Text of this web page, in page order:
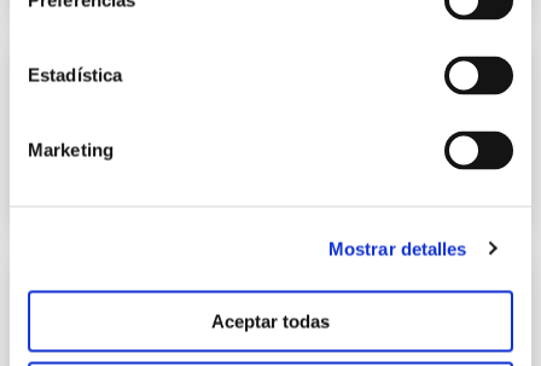
Estadística
Marketing
Mostrar detalles
Aceptar todas
Prevenir y corregir carencias
Solución óptima para prevenir y corregir las deficiencias de
Prevenir y corregir carencias